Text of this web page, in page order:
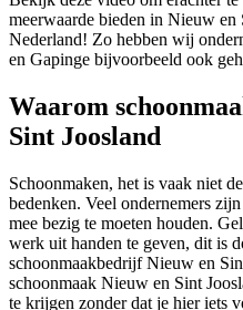
meerwaarde bieden in Nieuw en
Nederland! Zo hebben wij
en Gapinge bijvoorbeeld ook
Waarom
Sint Joosland
Schoonmaken, het is vaak niet
bedenken. Veel ondernemers
mee bezig te moeten houden.
werk uit handen te geven, dit is
schoonmaakbedrijf Nieuw en
schoonmaak Nieuw en Sint
te krijgen zonder dat je hier iets